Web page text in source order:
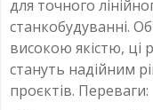
для точного
станкобудуванні.
високою якістю, ці
стануть надійним
проєктів. Переваги: